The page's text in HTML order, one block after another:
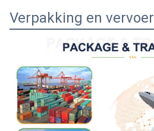
Verpakking en vervoer